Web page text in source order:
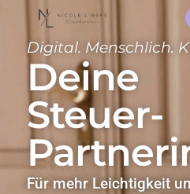
Digital. Menschlich.
Deine
Steuer-
Für mehr Leichtigkeit